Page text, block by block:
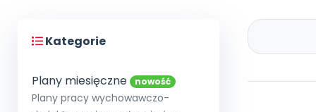
Kategorie
Plany miesięczne nowość
Plany pracy wychowawczo-